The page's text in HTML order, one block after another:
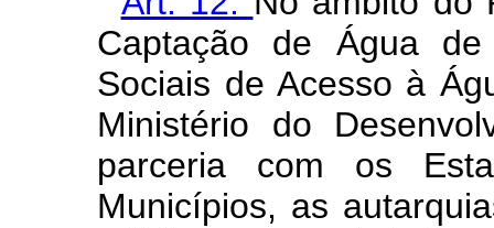
Captação de Água
Sociais de Acesso à
Ministério do
parceria com os
Municípios, as